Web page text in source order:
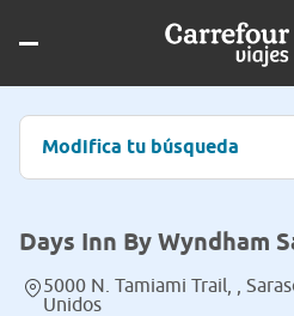
Modifica tu búsqueda
Days Inn By Wyndham
5000 N. Tamiami Trail, ,
Unidos